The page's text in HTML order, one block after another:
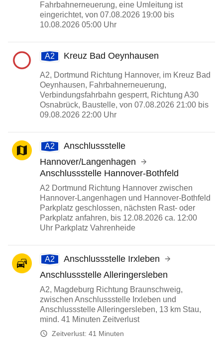
Fahrbahnerneuerung, eine Umleitung ist
eingerichtet, von 07.08.2026 19:00 bis
10.08.2026 05:00 Uhr
A2 Kreuz Bad Oeynhausen
A2, Dortmund Richtung Hannover, im Kreuz Bad
Oeynhausen, Fahrbahnerneuerung,
Verbindungsfahrbahn gesperrt, Richtung A30
Osnabrück, Baustelle, von 07.08.2026 21:00 bis
09.08.2026 22:00 Uhr
A2
Anschlussstelle
Hannover/Langenhagen
Anschlussstelle Hannover-Bothfeld
A2 Dortmund Richtung Hannover zwischen
Hannover-Langenhagen und Hannover-Bothfeld
Parkplatz geschlossen, nächsten Rast- oder
Parkplatz anfahren, bis 12.08.2026 ca. 12:00
Uhr Parkplatz Vahrenheide
A2
Anschlussstelle Irxleben
Anschlussstelle Alleringersleben
A2, Magdeburg Richtung Braunschweig,
zwischen Anschlussstelle Irxleben und
Anschlussstelle Alleringersleben, 13 km Stau,
mind. 41 Minuten Zeitverlust
Zeitverlust: 41 Minuten